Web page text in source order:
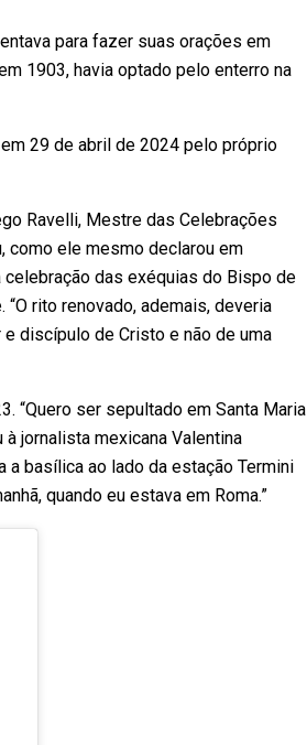
para fazer suas orações em
1903, havia optado pelo enterro na
29 de abril de 2024 pelo próprio
Ravelli, Mestre das Celebrações
como ele mesmo declarou em
das exéquias do Bispo de
rito renovado, ademais, deveria
discípulo de Cristo e não de uma
“Quero ser sepultado em Santa Maria
jornalista mexicana Valentina
a basílica ao lado da estação Termini
quando eu estava em Roma.”